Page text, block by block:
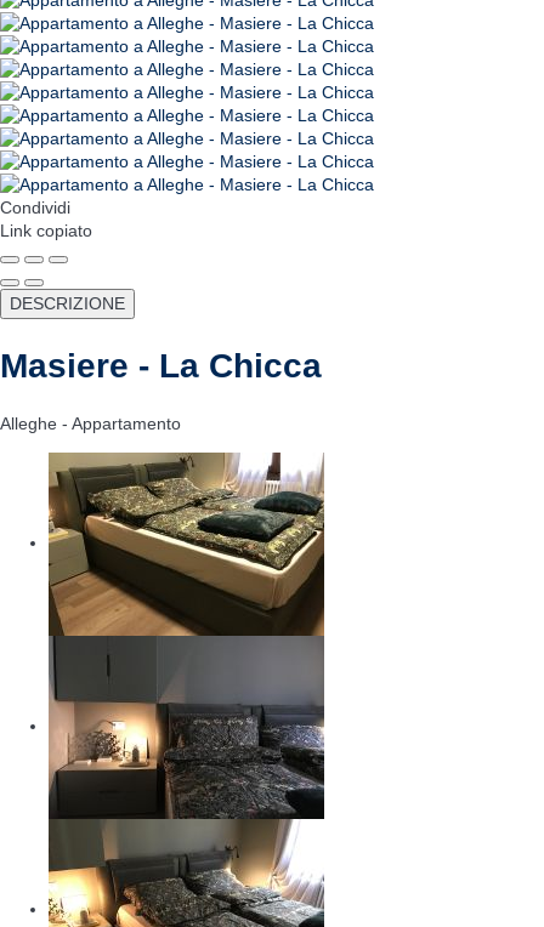
Condividi
Link copiato
DESCRIZIONE
Masiere - La Chicca
Alleghe - Appartamento